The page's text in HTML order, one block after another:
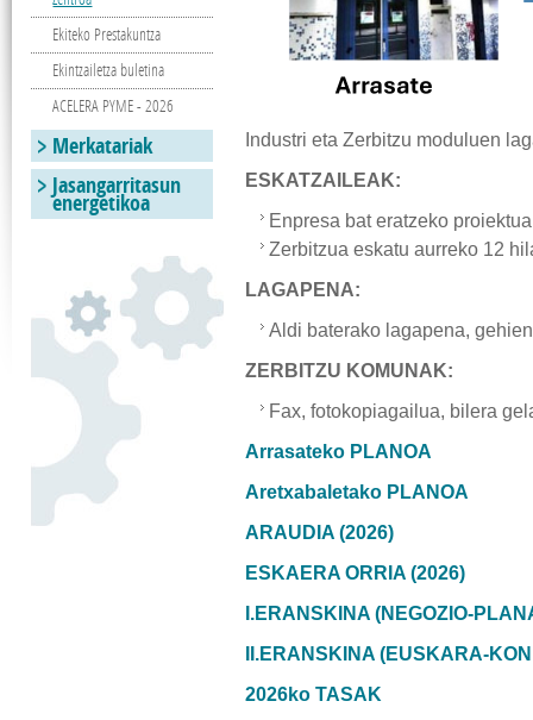
Industri eta Zerbitzu moduluen
ESKATZAILEAK:
Enpresa bat eratzeko
Zerbitzua eskatu aurreko 12
LAGAPENA:
Aldi baterako lagapena,
ZERBITZU KOMUNAK:
Fax, fotokopiagailua, bilera
Arrasateko PLANOA
Aretxabaletako PLANOA
ARAUDIA (2026)
ESKAERA ORRIA (2026)
I.ERANSKINA (NEGOZIO-
II.ERANSKINA (EUSKARA-
2026ko TASAK
Ekiteko Prestakuntza
Ekintzailetza buletina
ACELERA PYME - 2026
Merkatariak
Jasangarritasun
energetikoa